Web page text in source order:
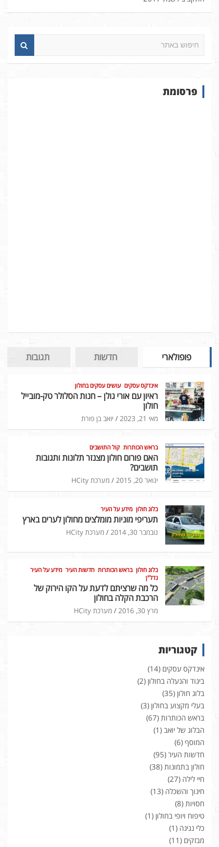
א
פרסומת
פופולארי חדשות תגובות
אינדקס עסקים עושים עסקים בחולון
ראיון עם אורי גולן – חנות הסלולר טק-מובייל
חולון
מאי 21, 2023 יואב בן פורת
בראש הכותרות קול התושבים
האם פורום חולון מצנזר תלונות ותגובות
תושבים?
ינואר 20, 2015 מערכת HCity
בלוג חולון מידע על העיר
תעריפי מוניות מומלצים מחולון לערים בארץ
נובמבר 30, 2014 מערכת HCity
בלוג חולון בראש הכותרות חדשות העיר מידע על העיר
נדל"ן
כל מה שרציתם לדעת על הקו הירוק של
הרכבת הקלה בחולון
מרץ 30, 2016 מערכת HCity
קטגוריות
אינדקס עסקים (14)
ביגוד והנעלה בחולון (2)
בלוג חולון (35)
בעלי מקצוע בחולון (3)
בראש הכותרות (67)
הבלוג של יואב (1)
המוסף (6)
חדשות העיר (95)
חולון בתמונות (38)
חיי לילה (27)
חינוך והשכלה (13)
חסויות (8)
טיפוח ויופי בחולון (1)
כלי נגינה (1)
מבזקים (11)